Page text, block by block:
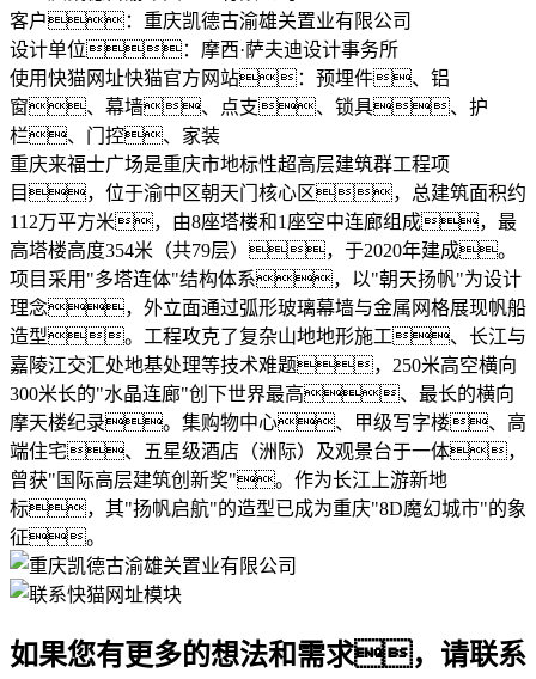
客户： 重庆凯德古渝雄关置业有限公司
设计单位： 摩西·萨夫迪设计事务所
使用快猫网址快猫官方网站： 预埋件、铝
窗、幕墙、点支、锁具、护
栏、门控、家装
重庆来福士广场是重庆市地标性超高层建筑群工程项
目，位于渝中区朝天门核心区，总建筑面积约
112万平方米，由8座塔楼和1座空中连廊组成，最
高塔楼高度354米（共79层），于2020年建成。
项目采用"多塔连体"结构体系，以"朝天扬帆"为设计
理念，外立面通过弧形玻璃幕墙与金属网格展现帆船
造型。工程攻克了复杂山地地形施工、长江与
嘉陵江交汇处地基处理等技术难题，250米高空横向
300米长的"水晶连廊"创下世界最高、最长的横向
摩天楼纪录。集购物中心、甲级写字楼、高
端住宅、五星级酒店（洲际）及观景台于一体，
曾获"国际高层建筑创新奖"。作为长江上游新地
标，其"扬帆启航"的造型已成为重庆"8D魔幻城市"的象
征。
如果您有更多的想法和需求，请联系